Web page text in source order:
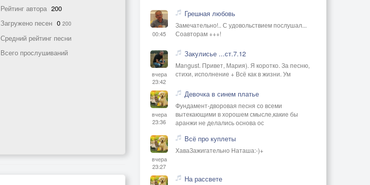
Рейтинг автора 200
Загружено песен 0 200
Средний рейтинг песни
Всего прослушиваний
00:45
Грешная любовь
Замечательно!.. С удовольствием послушал...
Соавторам +++!
вчера
23:42
Закулисье ...ст.7.12
Mangust. Привет, Мария). Я коротко. За песню,
стихи, исполнение + Всё как в жизни. Ум
вчера
23:36
Девочка в синем платье
Фундамент-дворовая песня со всеми
вытекающими в хорошем смысле,какие бы
аранжи не делались основа ос
вчера
23:27
Всё про куплеты
ХаваЗажигательно Наташа:-)+
На рассвете